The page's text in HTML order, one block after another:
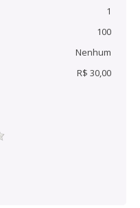
1
100
Nenhum
R$ 30,00